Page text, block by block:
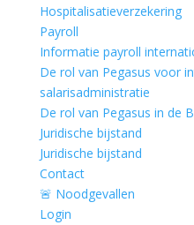
Hospitalisatieverzekering
Payroll
Informatie payroll
De rol van Pegasus voor
salarisadministratie
De rol van Pegasus in de
Juridische bijstand
Juridische bijstand
Contact
🚨 Noodgevallen
Login